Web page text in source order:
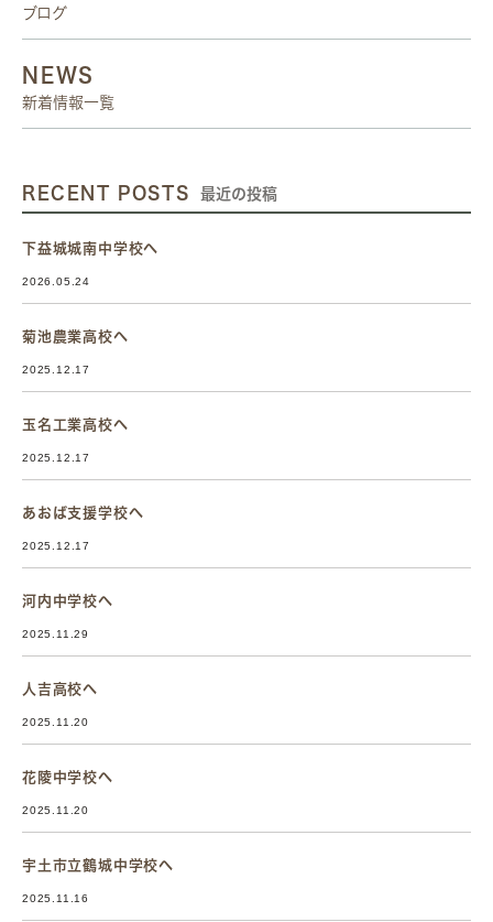
ブログ
NEWS
新着情報一覧
RECENT POSTS 最近の投稿
下益城城南中学校へ
2026.05.24
菊池農業高校へ
2025.12.17
玉名工業高校へ
2025.12.17
あおば支援学校へ
2025.12.17
河内中学校へ
2025.11.29
人吉高校へ
2025.11.20
花陵中学校へ
2025.11.20
宇土市立鶴城中学校へ
2025.11.16